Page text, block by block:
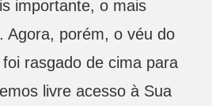
importante, o mais
Agora, porém, o véu do
rasgado de cima para
livre acesso à Sua